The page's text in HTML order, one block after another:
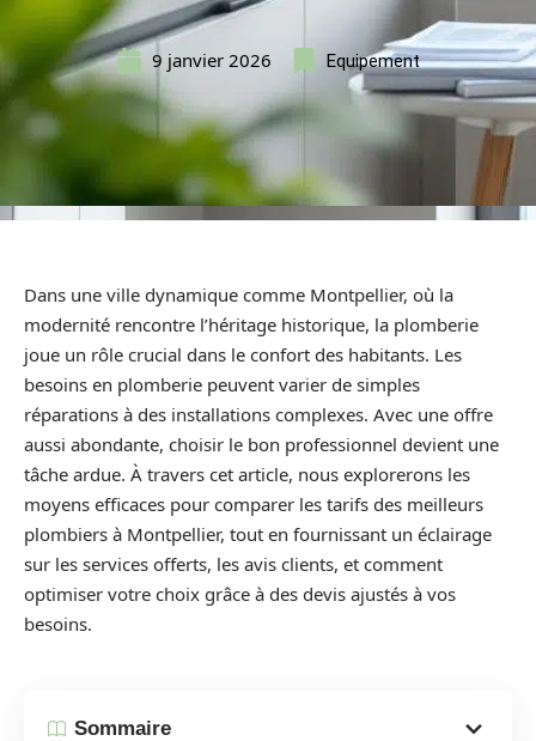
9 janvier 2026 Equipement
Dans une ville dynamique comme Montpellier, où la
modernité rencontre l’héritage historique, la plomberie
joue un rôle crucial dans le confort des habitants. Les
besoins en plomberie peuvent varier de simples
réparations à des installations complexes. Avec une offre
aussi abondante, choisir le bon professionnel devient une
tâche ardue. À travers cet article, nous explorerons les
moyens efficaces pour comparer les tarifs des meilleurs
plombiers à Montpellier, tout en fournissant un éclairage
sur les services offerts, les avis clients, et comment
optimiser votre choix grâce à des devis ajustés à vos
besoins.
Sommaire